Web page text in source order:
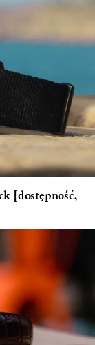
[dostępność,